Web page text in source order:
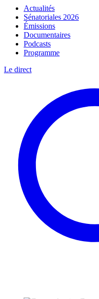
Actualités
Sénatoriales 2026
Émissions
Documentaires
Podcasts
Programme
Le direct